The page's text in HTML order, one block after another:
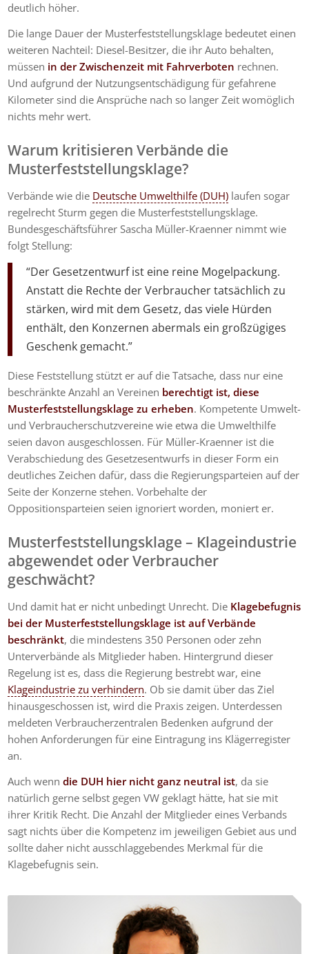
deutlich höher.
Die lange Dauer der Musterfeststellungsklage bedeutet einen
weiteren Nachteil: Diesel-Besitzer, die ihr Auto behalten,
müssen in der Zwischenzeit mit Fahrverboten rechnen.
Und aufgrund der Nutzungsentschädigung für gefahrene
Kilometer sind die Ansprüche nach so langer Zeit womöglich
nichts mehr wert.
Warum kritisieren Verbände die
Musterfeststellungsklage?
Verbände wie die Deutsche Umwelthilfe (DUH) laufen sogar
regelrecht Sturm gegen die Musterfeststellungsklage.
Bundesgeschäftsführer Sascha Müller-Kraenner nimmt wie
folgt Stellung:
“Der Gesetzentwurf ist eine reine Mogelpackung.
Anstatt die Rechte der Verbraucher tatsächlich zu
stärken, wird mit dem Gesetz, das viele Hürden
enthält, den Konzernen abermals ein großzügiges
Geschenk gemacht.”
Diese Feststellung stützt er auf die Tatsache, dass nur eine
beschränkte Anzahl an Vereinen berechtigt ist, diese
Musterfeststellungsklage zu erheben. Kompetente Umwelt-
und Verbraucherschutzvereine wie etwa die Umwelthilfe
seien davon ausgeschlossen. Für Müller-Kraenner ist die
Verabschiedung des Gesetzesentwurfs in dieser Form ein
deutliches Zeichen dafür, dass die Regierungsparteien auf der
Seite der Konzerne stehen. Vorbehalte der
Oppositionsparteien seien ignoriert worden, moniert er.
Musterfeststellungsklage – Klageindustrie
abgewendet oder Verbraucher
geschwächt?
Und damit hat er nicht unbedingt Unrecht. Die Klagebefugnis
bei der Musterfeststellungsklage ist auf Verbände
beschränkt, die mindestens 350 Personen oder zehn
Unterverbände als Mitglieder haben. Hintergrund dieser
Regelung ist es, dass die Regierung bestrebt war, eine
Klageindustrie zu verhindern. Ob sie damit über das Ziel
hinausgeschossen ist, wird die Praxis zeigen. Unterdessen
meldeten Verbraucherzentralen Bedenken aufgrund der
hohen Anforderungen für eine Eintragung ins Klägerregister
an.
Auch wenndie DUH hier nicht ganz neutral ist, da sie
natürlich gerne selbst gegen VW geklagt hätte, hat sie mit
ihrer Kritik Recht. Die Anzahl der Mitglieder eines Verbands
sagt nichts über die Kompetenz im jeweiligen Gebiet aus und
sollte daher nicht ausschlaggebendes Merkmal für die
Klagebefugnis sein.